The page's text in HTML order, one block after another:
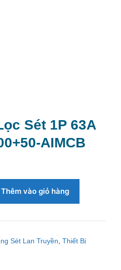
Sét 1P 63A
AIMCB
Thêm vào giỏ hàng
Sét Lan Truyền
Thiết Bị